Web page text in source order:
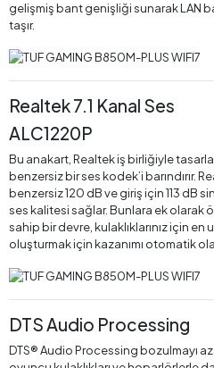
gelişmiş bant genişliği sunarak LAN
taşır.
Realtek 7.1 Kanal Ses
ALC1220P
Bu anakart, Realtek iş birliğiyle
benzersiz bir ses kodek’i barındırır.
benzersiz 120 dB ve giriş için 113 dB
ses kalitesi sağlar. Bunlara ek olarak
sahip bir devre, kulaklıklarınız için en
oluşturmak için kazanımı otomatik
DTS Audio Processing
DTS® Audio Processing bozulmayı